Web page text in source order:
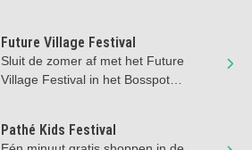
Future Village Festival
Sluit de zomer af met het Future
Village Festival in het Bosspot
Pathé Kids Festival